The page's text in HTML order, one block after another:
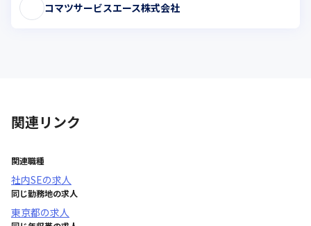
コマツサービスエース株式会社
関連リンク
関連職種
社内SEの求人
同じ勤務地の求人
東京都の求人